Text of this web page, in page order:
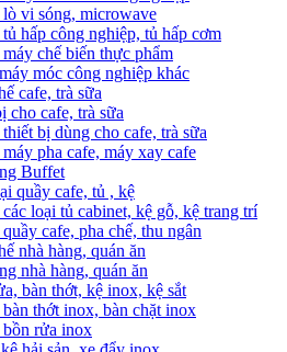
vi sóng, microwave
hấp công nghiệp, tủ hấp cơm
chế biến thực phẩm
móc công nghiệp khác
cafe, trà sữa
cho cafe, trà sữa
bị dùng cho cafe, trà sữa
pha cafe, máy xay cafe
Buffet
quầy cafe, tủ , kệ
loại tủ cabinet, kệ gỗ, kệ trang trí
cafe, pha chế, thu ngân
nhà hàng, quán ăn
nhà hàng, quán ăn
bàn thớt, kệ inox, kệ sắt
thớt inox, bàn chặt inox
rửa inox